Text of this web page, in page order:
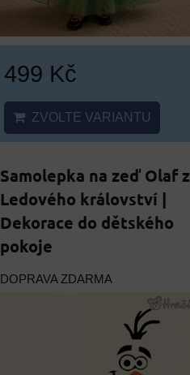
499 Kč
ZVOLTE VARIANTU
Samolepka na zeď Olaf z
Ledového království |
Dekorace do dětského
pokoje
DOPRAVA ZDARMA